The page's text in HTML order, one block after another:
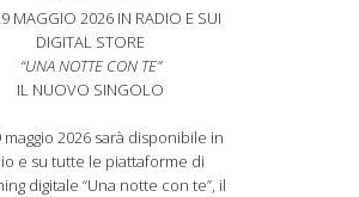
MAGGIO 2026 IN RADIO E SUI
DIGITAL STORE
“UNA NOTTE CON TE”
IL NUOVO SINGOLO
maggio 2026 sarà disponibile in
e su tutte le piattaforme di
digitale “Una notte con te”, il